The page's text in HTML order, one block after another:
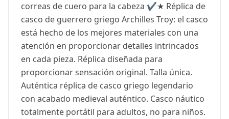
correas de cuero para la cabeza ✔️★ Réplica de
casco de guerrero griego Archilles Troy: el casco
está hecho de los mejores materiales con una
atención en proporcionar detalles intrincados
en cada pieza. Réplica diseñada para
proporcionar sensación original. Talla única.
Auténtica réplica de casco griego legendario
con acabado medieval auténtico. Casco náutico
totalmente portátil para adultos, no para niños.